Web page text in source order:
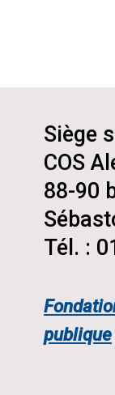
Siège
COS
88-90
Tél. :
publique